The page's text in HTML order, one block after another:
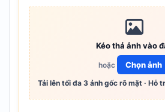
Kéo thả ảnh vào
hoặc Chọn ảnh
Tải lên tối đa 3 ảnh gốc rõ mặt · Hỗ